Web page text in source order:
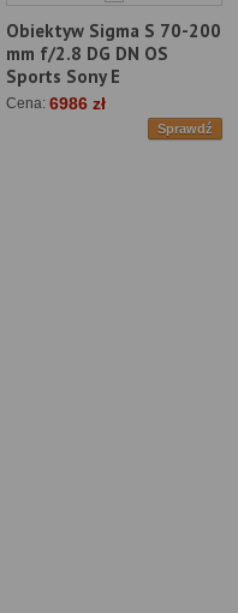
Obiektyw Sigma S 70-200
mm f/2.8 DG DN OS
Sports Sony E
Cena: 6986 zł
Sprawdź